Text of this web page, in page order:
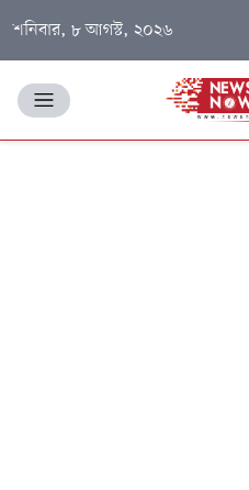
শনিবার, ৮ আগস্ট, ২০২৬